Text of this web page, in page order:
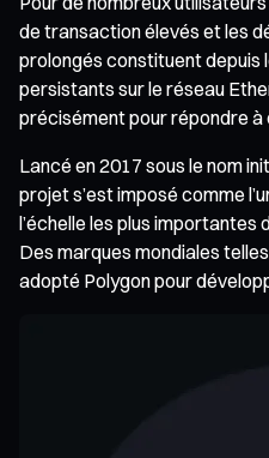
de transaction élevés et les
prolongés constituent depuis
persistants sur le réseau
précisément pour répondre
Lancé en 2017 sous le nom
projet s’est imposé comme
l’échelle les plus importantes
Des marques mondiales
adopté Polygon pour